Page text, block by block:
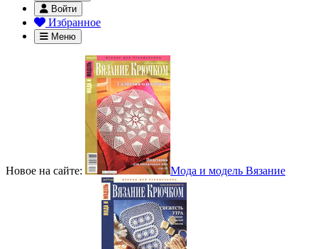
Войти
Избранное
Меню
Новое на сайте: Мода и модель Вязание